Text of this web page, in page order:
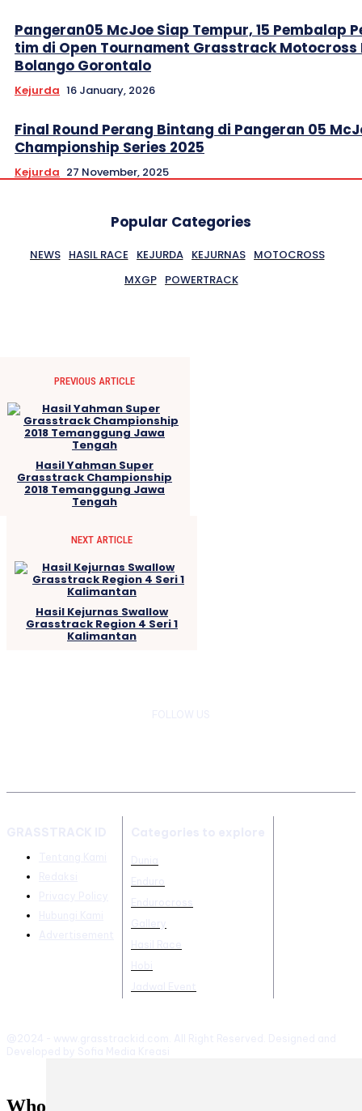
Pangeran05 McJoe Siap Tempur, 15 Pembalap
tim di Open Tournament Grasstrack Motocross
Bolango Gorontalo
Kejurda 16 January, 2026
Final Round Perang Bintang di Pangeran 05
Championship Series 2025
Kejurda 27 November, 2025
Popular Categories
NEWS HASIL RACE KEJURDA KEJURNAS
MOTOCROSS
MXGP
POWERTRACK
PREVIOUS ARTICLE
Hasil Yahman Super
Grasstrack Championship
2018 Temanggung Jawa
Tengah
NEXT ARTICLE
Hasil Kejurnas Swallow
Grasstrack Region 4 Seri 1
Kalimantan
Who